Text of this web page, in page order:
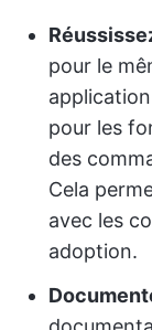
pour le
pour les
des
Cela
avec les
adoption.